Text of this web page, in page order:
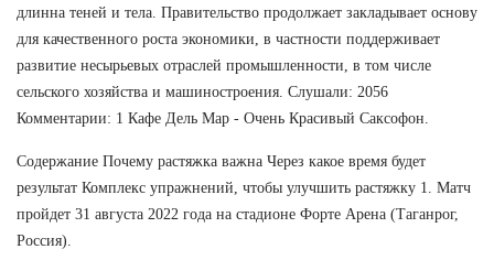
длинна теней и тела. Правительство продолжает закладывает основу
для качественного роста экономики, в частности поддерживает
развитие несырьевых отраслей промышленности, в том числе
сельского хозяйства и машиностроения. Слушали: 2056
Комментарии: 1 Кафе Дель Мар - Очень Красивый Саксофон.
Содержание Почему растяжка важна Через какое время будет
результат Комплекс упражнений, чтобы улучшить растяжку 1. Матч
пройдет 31 августа 2022 года на стадионе Форте Арена (Таганрог,
Россия).